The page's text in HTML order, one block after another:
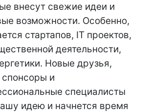
внесут свежие идеи и
возможности. Особенно,
стартапов, IT проектов,
деятельности,
Новые друзья,
и
специалисты
идею и начнется время